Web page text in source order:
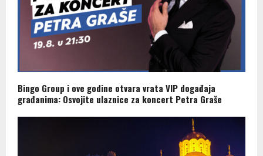
Bingo Group i ove godine otvara vrata VIP događaja
građanima: Osvojite ulaznice za koncert Petra Graše